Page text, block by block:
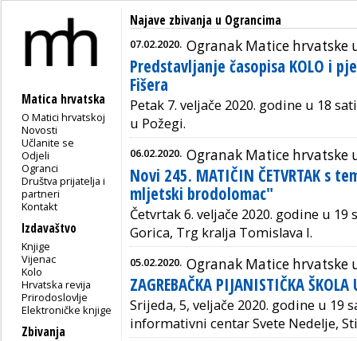
Matica hrvatska
O Matici hrvatskoj
Novosti
Učlanite se
Odjeli
Ogranci
Društva prijatelja i
partneri
Kontakt
Izdavaštvo
Knjige
Vijenac
Kolo
Hrvatska revija
Prirodoslovlje
Elektroničke knjige
Zbivanja
Najave zbivanja u Ograncima
07.02.2020. Ogranak Matice hrvatske
Predstavljanje časopisa KOLO i
Fišera
Petak 7. veljače 2020. godine u 18
u Požegi.
06.02.2020. Ogranak Matice hrvatske
Novi 245. MATIČIN ČETVRTAK s
mljetski brodolomac"
Četvrtak 6. veljače 2020. godine u
Gorica, Trg kralja Tomislava I.
05.02.2020. Ogranak Matice hrvatske
ZAGREBAČKA PIJANISTIČKA
Srijeda, 5, veljače 2020. godine u 19
informativni centar Svete Nedelje,